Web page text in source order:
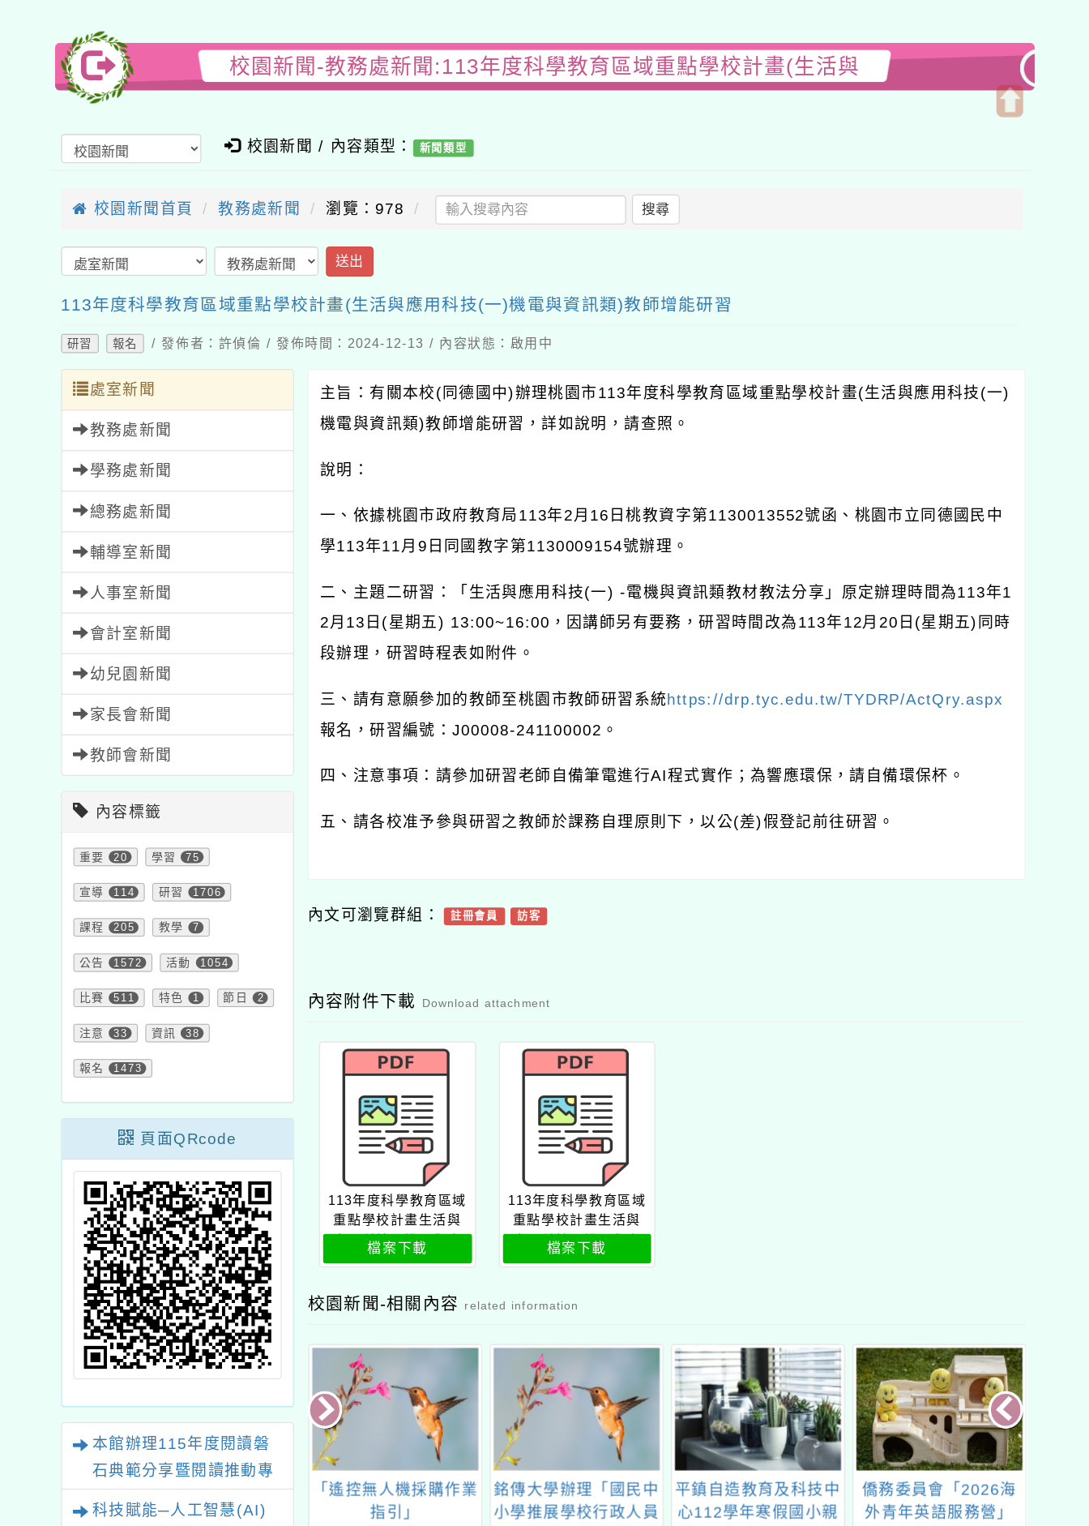
校園新聞-教務處新聞:113年度科學教育區域重點學校計畫(生活與
校園新聞 / 內容類型： 新聞類型
校園新聞首頁 教務處新聞 瀏覽：978 搜尋
送出
113年度科學教育區域重點學校計畫(生活與應用科技(一)機電與資訊類)教師增能研習
研習 報名 / 發佈者：許偵倫 / 發佈時間：2024-12-13 / 內容狀態：啟用中
處室新聞
教務處新聞
學務處新聞
總務處新聞
輔導室新聞
人事室新聞
會計室新聞
幼兒園新聞
家長會新聞
教師會新聞
內容標籤
重要 20 學習 75
宣導 114 研習 1706
課程 205 教學 7
公告 1572 活動 1054
比賽 511 特色 1 節日 2
注意 33 資訊 38
報名 1473
頁面QRcode
本館辦理115年度閱讀磐
石典範分享暨閱讀推動專
業研習
科技賦能─人工智慧(AI)
主旨：有關本校( 同德國中)辦理桃園市113年度科學教育區域重點學校計畫(生活與應用科技(一)
機電與資訊類)教師增能研習，詳如說明，請查照。
說明：
一、依據桃園市政府教育局113年2月 16 日桃教資字第1130013552號函、桃園市立同德國民中
學113年11月 9 日同國教字第1130009154號辦理。
二、主題二研習：「生活與應用科技(一) -電機與資訊類教材教法分享」原定辦理時間為113年1
2月 13 日 (星期五) 13:00~16:00 ，因講師另有要務，研習時間改為113年12月 20 日 (星期五) 同時
段辦理，研習時程表如附件。
三、請有意願參加的教師至桃園市教師研習系統 https://drp.tyc.edu.tw/TYDRP/ActQry.aspx
報名，研習編號：J00008-241100002 。
四、注意事項：請參加研習老師自備筆電進行AI程式實作；為響應環保，請自備環保杯。
五、請各校准予參與研習之教師於課務自理原則下，以公(差)假登記前往研習。
內文可瀏覽群組： 註冊會員 訪客
內容附件下載 Download attachment
113年度科學教育區域
重點學校計畫生活與
應用科技一機電與資
訊類教師增能研習公
檔案下載
113年度科學教育區域
重點學校計畫生活與
應用科技一機電與資
訊類教師增能研習流
檔案下載
校園新聞-相關內容 related information
宇教育夏令營
優惠200元」
國立臺中教育大學辦理
113年度「教育部補助
「遙控無人機採購作業
指引」
銘傳大學辦理「國民中
小學推展學校行政人員
平鎮自造教育及科技中
心112學年寒假國小親
僑務委員會「2026海
外青年英語服務營」